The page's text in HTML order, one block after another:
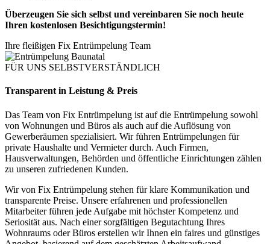
Überzeugen Sie sich selbst und vereinbaren Sie noch heute
Ihren kostenlosen Besichtigungstermin!
Ihre fleißigen Fix Entrümpelung Team
FÜR UNS SELBSTVERSTÄNDLICH
Transparent in Leistung & Preis
Das Team von Fix Entrümpelung ist auf die Entrümpelung sowohl
von Wohnungen und Büros als auch auf die Auflösung von
Gewerberäumen spezialisiert. Wir führen Entrümpelungen für
private Haushalte und Vermieter durch. Auch Firmen,
Hausverwaltungen, Behörden und öffentliche Einrichtungen zählen
zu unseren zufriedenen Kunden.
Wir von Fix Entrümpelung stehen für klare Kommunikation und
transparente Preise. Unsere erfahrenen und professionellen
Mitarbeiter führen jede Aufgabe mit höchster Kompetenz und
Seriosität aus. Nach einer sorgfältigen Begutachtung Ihres
Wohnraums oder Büros erstellen wir Ihnen ein faires und günstiges